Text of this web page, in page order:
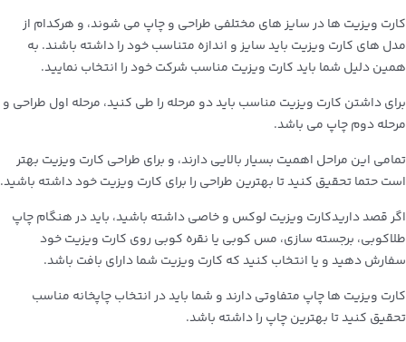
کارت ویزیت ها در سایز های مختلفی طراحی و چاپ می شوند، و هرکدام از
مدل های کارت ویزیت باید سایز و اندازه متناسب خود را داشته باشند. به
همین دلیل شما باید کارت ویزیت مناسب شرکت خود را انتخاب نمایید.
برای داشتن کارت ویزیت مناسب باید دو مرحله را طی کنید، مرحله اول طراحی و
مرحله دوم چاپ می باشد.
تمامی این مراحل اهمیت بسیار بالایی دارند، و برای طراحی کارت ویزیت بهتر
است حتما تحقیق کنید تا بهترین طراحی را برای کارت ویزیت خود داشته باشید.
اگر قصد داریدکارت ویزیت لوکس و خاصی داشته باشید، باید در هنگام چاپ
طلاکوبی، برجسته سازی، مس کوبی یا نقره کوبی روی کارت ویزیت خود
سفارش دهید و یا انتخاب کنید که کارت ویزیت شما دارای بافت باشد.
کارت ویزیت ها چاپ متفاوتی دارند و شما باید در انتخاب چاپخانه مناسب
تحقیق کنید تا بهترین چاپ را داشته باشد.